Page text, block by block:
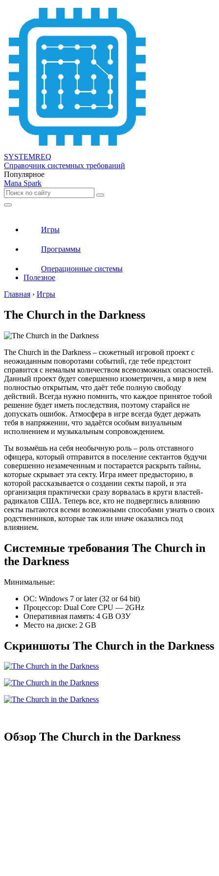
SYSTEMREQ
Справочник системных требований
Популярное
Mana Spark
Игры
Программы
Операционные системы
Полезное
Главная › Игры
The Church in the Darkness
The Church in the Darkness – сюжетный игровой проект с
неожиданным поворотами событий, где тебе предстоит
справится с немалым количеством всевозможных опасностей.
Данный проект будет совершенно изометричен, а мир в нем
полностью открытым, что даёт тебе полную свободу
действий. Всегда нужно помнить, что каждое принятое тобой
решение будет иметь последствия, поэтому старайся не
допускать ошибок. Атмосфера в игре всегда будет держать
тебя в напряжении, что задаётся особым визуальным
исполнением и музыкальным сопровождением.
Ты возьмёшь на себя необычную роль – роль отставного
офицера, который отправится в поселение сектантов будучи
совершенно незамеченным и постарается раскрыть тайны,
которые скрывает эта секту. Игра имеет предысторию, в
которой рассказывается о создании секты парой, и эта
организация практически сразу ворвалась в круги властей-
радикалов США. Теперь все, кто не подверглись влиянию
секты пытаются всеми возможными способами узнать о своих
родственников, которые так или иначе оказались под
влиянием.
Системные требования The Church in
the Darkness
Минимальные:
ОС: Windows 7 or later (32 or 64 bit)
Процессор: Dual Core CPU — 2GHz
Оперативная память: 4 GB ОЗУ
Место на диске: 2 GB
Скриншоты The Church in the Darkness
Обзор The Church in the Darkness